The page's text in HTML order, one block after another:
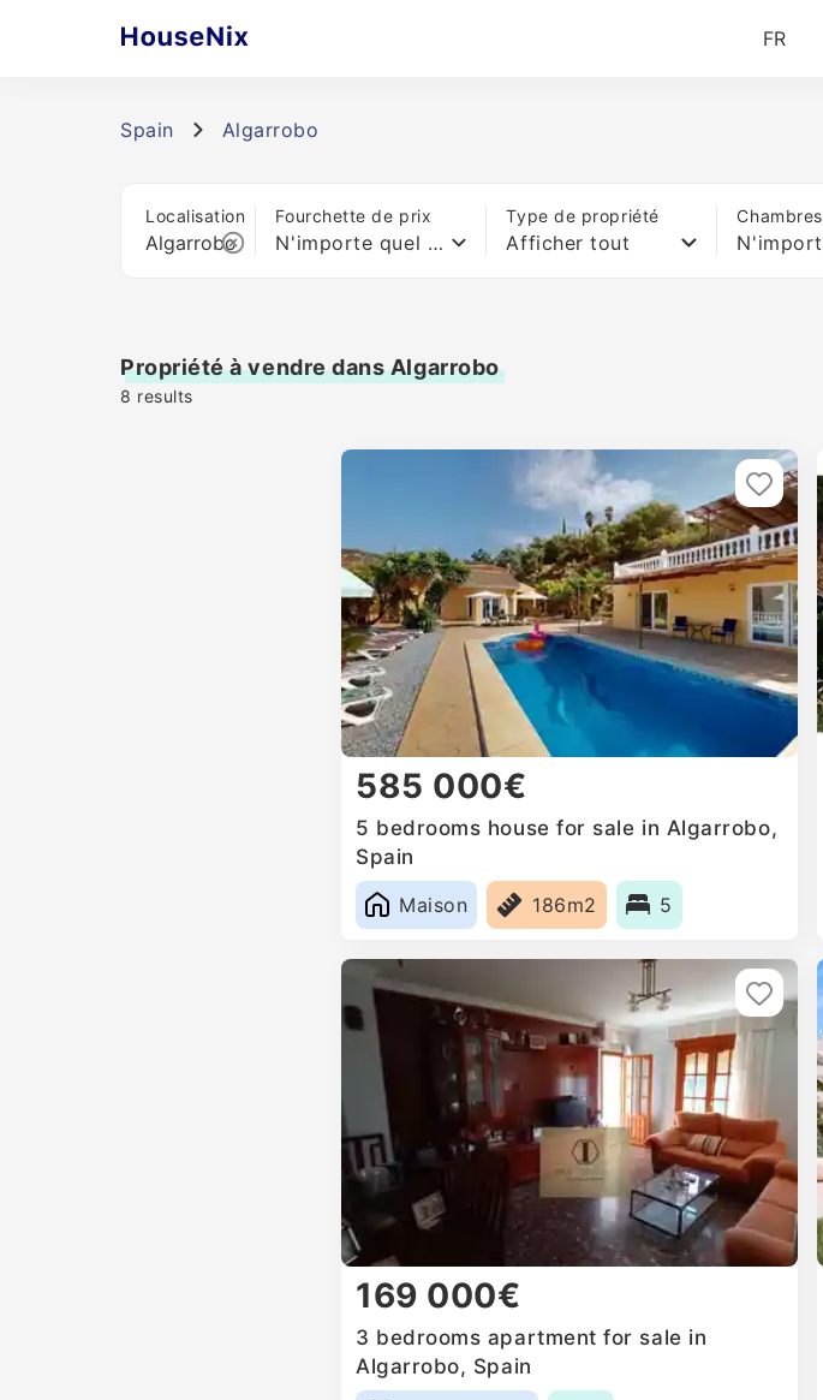
FR
Spain Algarrobo
Localisation Fourchette de prix
N'importe quel prix
Type de propriété
Afficher tout
Chambres
Propriété à vendre dans Algarrobo
8 results
585 000€
5 bedrooms house for sale in Algarrobo,
Spain
Maison
186m2 5
169 000€
3 bedrooms apartment for sale in
Algarrobo, Spain